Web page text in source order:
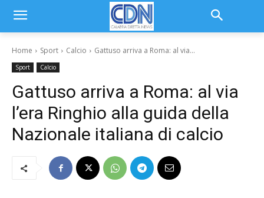
Home Sport Calcio Gattuso arriva a Roma: al via...
Sport Calcio
Gattuso arriva a Roma: al via
l’era Ringhio alla guida della
Nazionale italiana di calcio